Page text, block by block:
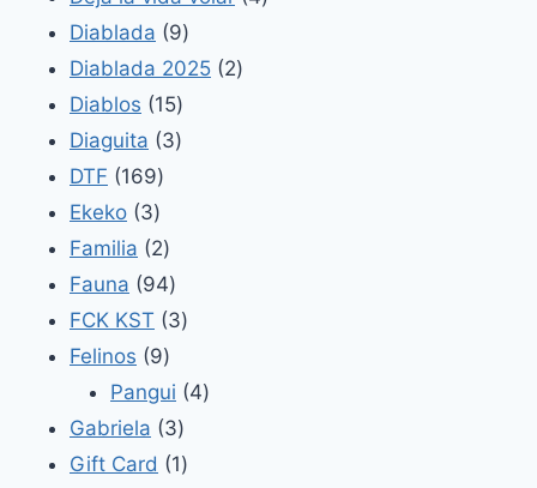
Diablada 99
productos
Diablada 2025 22
Diablos 1515
productos
Diaguita 33
DTF 169169
productos
Ekeko 33
productos
Familia 22
productos
Fauna 9494
productos
FCK KST 33
Felinos 99
productos
Pangui 44
Gabriela 33
productos
Gift Card 11